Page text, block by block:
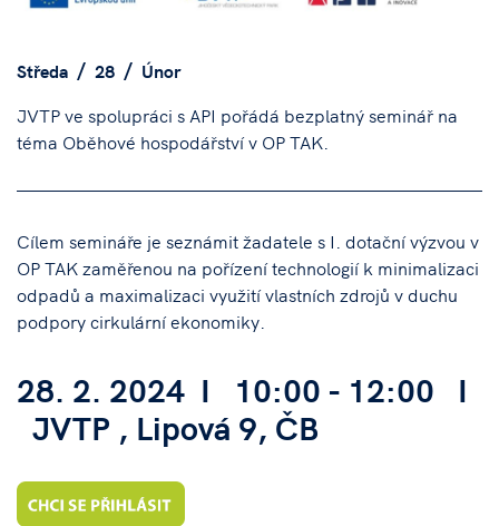
Středa 28
Únor
JVTP ve spolupráci s API pořádá bezplatný seminář na
téma Oběhové hospodářství v OP TAK.
Cílem semináře je seznámit žadatele s I. dotační výzvou v
OP TAK zaměřenou na pořízení technologií k minimalizaci
odpadů a maximalizaci využití vlastních zdrojů v duchu
podpory cirkulární ekonomiky.
28. 2. 2024 I 10:00 - 12:00 I
JVTP , Lipová 9, ČB